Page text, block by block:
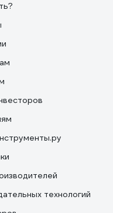
технологий